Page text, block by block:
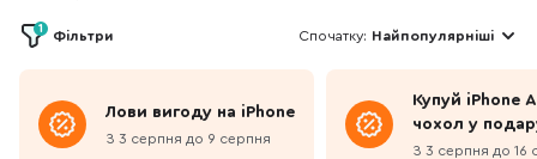
Лови вигоду на iPhone
З 3 серпня до 9 серпня
Купуй iPhone
чохол у
З 3 серпня до 16
Фільтри
1 Спочатку: Найпопулярніші